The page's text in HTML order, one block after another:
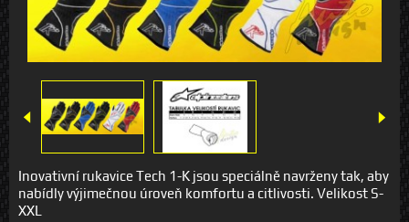
Inovativní rukavice Tech 1-K jsou speciálně navrženy tak, aby
nabídly výjimečnou úroveň komfortu a citlivosti. Velikost S-
XXL